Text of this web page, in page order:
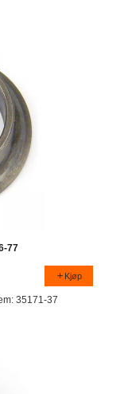
77
Kjøp
35171-37